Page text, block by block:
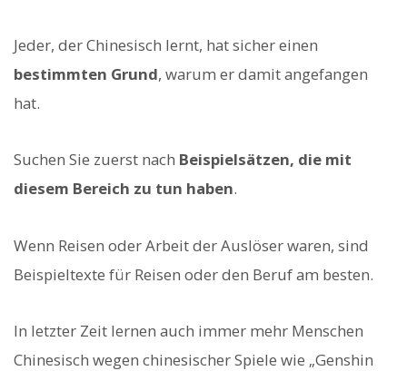
Jeder, der Chinesisch lernt, hat sicher einen
bestimmten Grund, warum er damit angefangen
hat.
Suchen Sie zuerst nach Beispielsätzen, die mit
diesem Bereich zu tun haben.
Wenn Reisen oder Arbeit der Auslöser waren, sind
Beispieltexte für Reisen oder den Beruf am besten.
In letzter Zeit lernen auch immer mehr Menschen
Chinesisch wegen chinesischer Spiele wie „Genshin